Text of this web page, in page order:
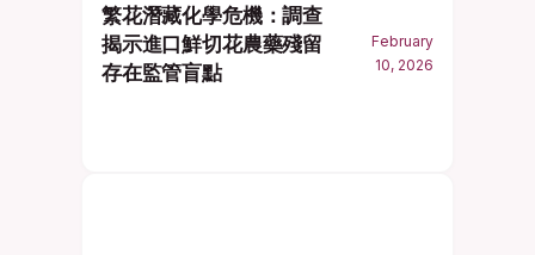
繁花潛藏化學危機：調查
揭示進口鮮切花農藥殘留
存在監管盲點
February
10, 2026